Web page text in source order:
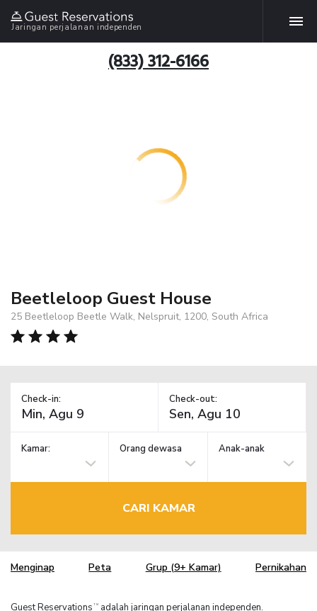
Jaringan perjalanan independen
(833) 312-6166
Beetleloop Guest House
25 Beetleloop Beetle Walk, Nelspruit, 1200, South Africa
Check-in: Check-out:
Kamar: Orang dewasa Anak-anak
CARI KAMAR
Menginap Peta Grup (9+ Kamar) Pernikahan
Guest Reservations TM
adalah jaringan perjalanan independen.